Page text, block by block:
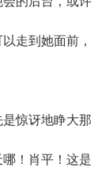
走到她面前，
惊讶地睁大那
！肖平！这是